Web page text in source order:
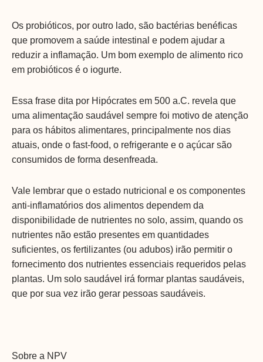
Os probióticos, por outro lado, são bactérias benéficas
que promovem a saúde intestinal e podem ajudar a
reduzir a inflamação. Um bom exemplo de alimento rico
em probióticos é o iogurte.
Essa frase dita por Hipócrates em 500 a.C. revela que
uma alimentação saudável sempre foi motivo de atenção
para os hábitos alimentares, principalmente nos dias
atuais, onde o fast-food, o refrigerante e o açúcar são
consumidos de forma desenfreada.
Vale lembrar que o estado nutricional e os componentes
anti-inflamatórios dos alimentos dependem da
disponibilidade de nutrientes no solo, assim, quando os
nutrientes não estão presentes em quantidades
suficientes, os fertilizantes (ou adubos) irão permitir o
fornecimento dos nutrientes essenciais requeridos pelas
plantas. Um solo saudável irá formar plantas saudáveis,
que por sua vez irão gerar pessoas saudáveis.
Sobre a NPV